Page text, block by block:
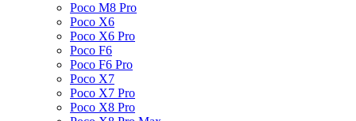
Poco M8 Pro
Poco X6
Poco X6 Pro
Poco F6
Poco F6 Pro
Poco X7
Poco X7 Pro
Poco X8 Pro